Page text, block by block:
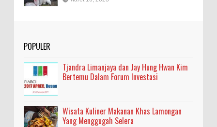
POPULER
Tjandra Limanjaya dan Jay Hung Hwan Kim
Bertemu Dalam Forum Investasi
Wisata Kuliner Makanan Khas Lamongan
Yang Menggugah Selera